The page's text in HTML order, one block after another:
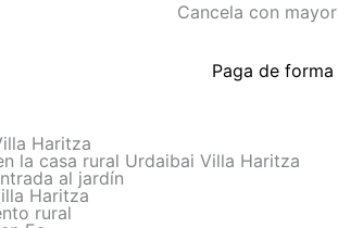
Cancela con mayor
Paga de forma